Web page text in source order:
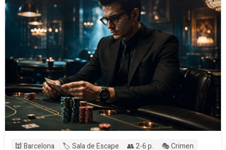
🕍 Barcelona 🏷️ Sala de Escape 👥 2-6 p. 🎭 Crimen